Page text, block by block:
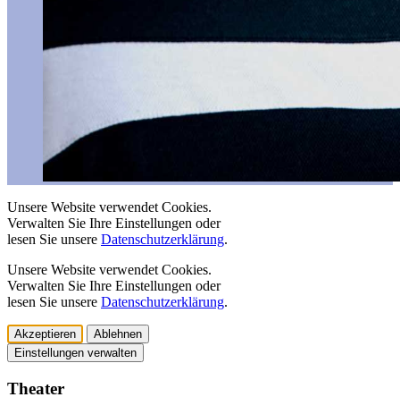
Unsere Website verwendet Cookies.
Verwalten Sie Ihre Einstellungen oder
lesen Sie unsere Datenschutzerklärung.
Unsere Website verwendet Cookies.
Verwalten Sie Ihre Einstellungen oder
lesen Sie unsere Datenschutzerklärung.
Akzeptieren
Ablehnen
Einstellungen verwalten
Theater